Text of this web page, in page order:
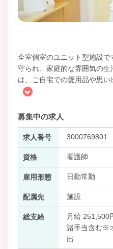
全室個室のユニット型施設
守られ、家庭的な雰囲気の
は、ご自宅での愛用品や思
募集中の求人
求人番号 3000769801
資格 看護師
雇用形態 日勤常勤
配属先 施設
総支給
月給 251,500
諸手当含む※
出